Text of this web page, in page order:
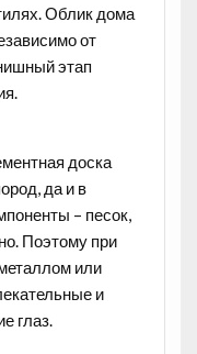
Облик дома
от
этап
доска
да и в
– песок,
Поэтому при
или
и
глаз.